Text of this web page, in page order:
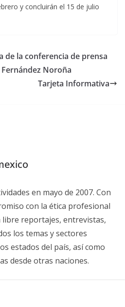
y concluirán el 15 de julio
de la conferencia de prensa
Noroña
Tarjeta Informativa
en mayo de 2007. Con
con la ética profesional
reportajes, entrevistas,
los temas y sectores
estados del país, así como
desde otras naciones.